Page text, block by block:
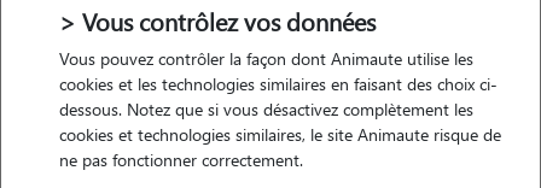
• 34 ans
> Vous contrôlez vos données
Vous pouvez contrôler la façon dont Animaute utilise les
cookies et les technologies similaires en faisant des choix ci-
dessous. Notez que si vous désactivez complètement les
cookies et technologies similaires, le site Animaute risque de
ne pas fonctionner correctement.